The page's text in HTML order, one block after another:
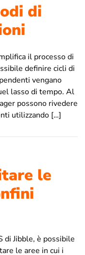
di
il processo di
definire cicli di
vengano
lasso di tempo. Al
possono rivedere
utilizzando […]
le
di Jibble, è possibile
le aree in cui i